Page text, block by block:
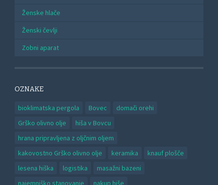
Ženske hlače
Ženski čevlji
Zobni aparat
OZNAKE
bioklimatska pergola Bovec
domači orehi
Grško olivno olje
hiša v Bovcu
hrana pripravljena z oljčnim oljem
kakovostno Grško olivno olje
keramika
knauf plošče
lesena hiška
logistika
masažni bazeni
najemniško stanovanje
nakup hiše